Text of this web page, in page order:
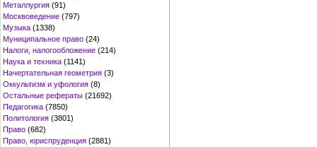
Металлургия (91)
Москвоведение (797)
Музыка (1338)
Муниципальное право (24)
Налоги, налогообложение (214)
Наука и техника (1141)
Начертательная геометрия (3)
Оккультизм и уфология (8)
Остальные рефераты (21692)
Педагогика (7850)
Политология (3801)
Право (682)
Право, юриспруденция (2881)